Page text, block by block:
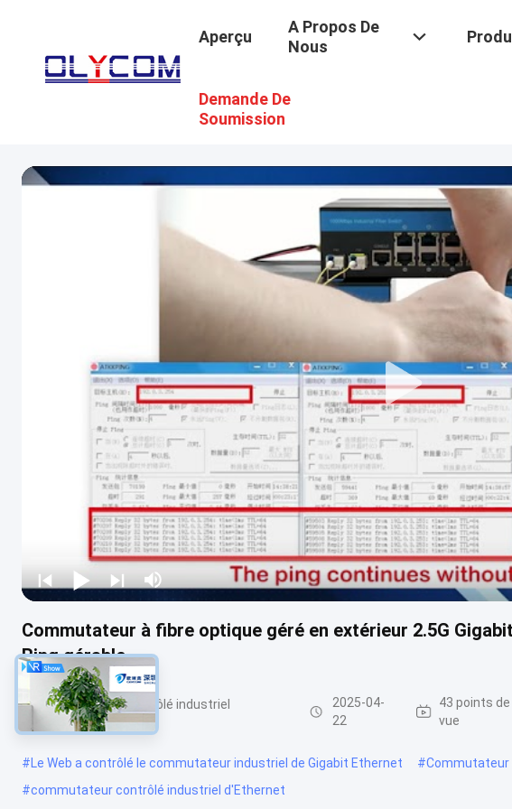
Aperçu
A Propos De
Nous
Demande De
Soumission
Commutateur à fibre optique géré en extérieur 2.5G
Ring gérable
commutateur contrôlé industriel
d'Ethernet
2025-04-
22
43 points de
vue
#Le Web a contrôlé le commutateur industriel de Gigabit Ethernet #Commutateur
#commutateur contrôlé industriel d'Ethernet